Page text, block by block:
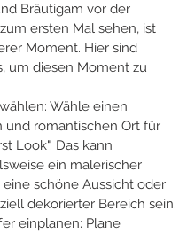
Bräutigam vor der
ersten Mal sehen, ist
Moment. Hier sind
um diesen Moment zu
Wähle einen
und romantischen Ort für
Look". Das kann
ein malerischer
eine schöne Aussicht oder
dekorierter Bereich sein.
einplanen: Plane